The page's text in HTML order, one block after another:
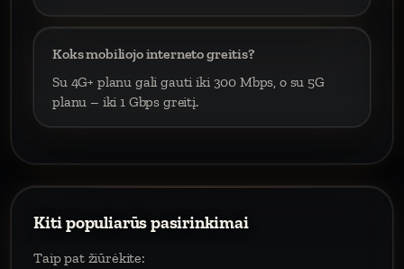
Koks mobiliojo interneto greitis?
Su 4G+ planu gali gauti iki 300 Mbps, o su 5G
planu – iki 1 Gbps greitį.
Kiti populiarūs pasirinkimai
Taip pat žiūrėkite: